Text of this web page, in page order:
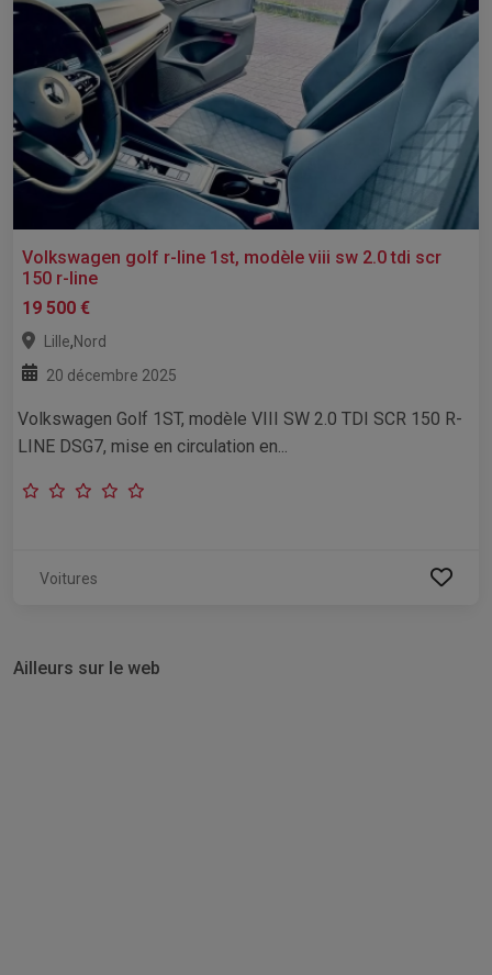
Volkswagen golf r-line 1st, modèle viii sw 2.0 tdi scr
150 r-line
19 500 €
Lille,Nord
20 décembre 2025
Volkswagen Golf 1ST, modèle VIII SW 2.0 TDI SCR 150 R-
LINE DSG7, mise en circulation en...
Voitures
Ailleurs sur le web